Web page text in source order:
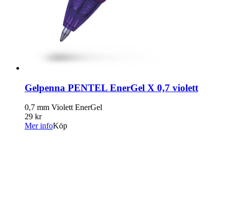
Gelpenna PENTEL EnerGel X 0,7 violett
0,7 mm Violett EnerGel
29 kr
Mer infoKöp